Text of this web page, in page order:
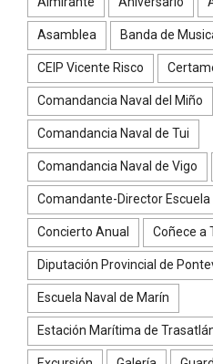
Asamblea Banda de
CEIP Vicente Risco
Comandancia Naval del Miño
Comandancia Naval de Tui
Comandancia Naval de Vigo
Comandante-Director Escuela
Concierto Anual Coñece a
Diputación Provincial de
Escuela Naval de Marín
Estación Marítima de